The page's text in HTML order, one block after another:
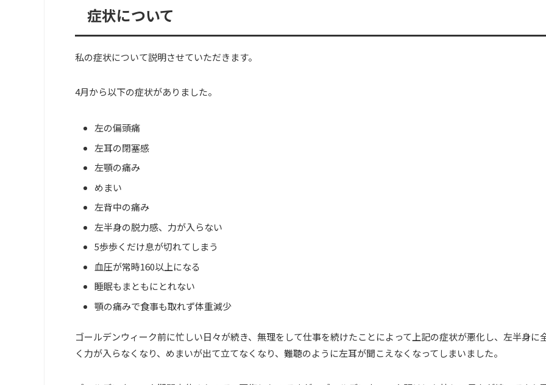
症状について
私の症状について説明させていただきます。
4月から以下の症状がありました。
左の偏頭痛
左耳の閉塞感
左顎の痛み
めまい
左背中の痛み
左半身の脱力感、力が入らない
5歩歩くだけ息が切れてしまう
血圧が常時160以上になる
睡眠もまともにとれない
顎の痛みで食事も取れず体重減少
ゴールデンウィーク前に忙しい日々が続き、無理をして仕事を続けたことによって上記の症状が悪化し、左半身に
く力が入らなくなり、めまいが出て立てなくなり、難聴のように左耳が聞こえなくなってしまいました。